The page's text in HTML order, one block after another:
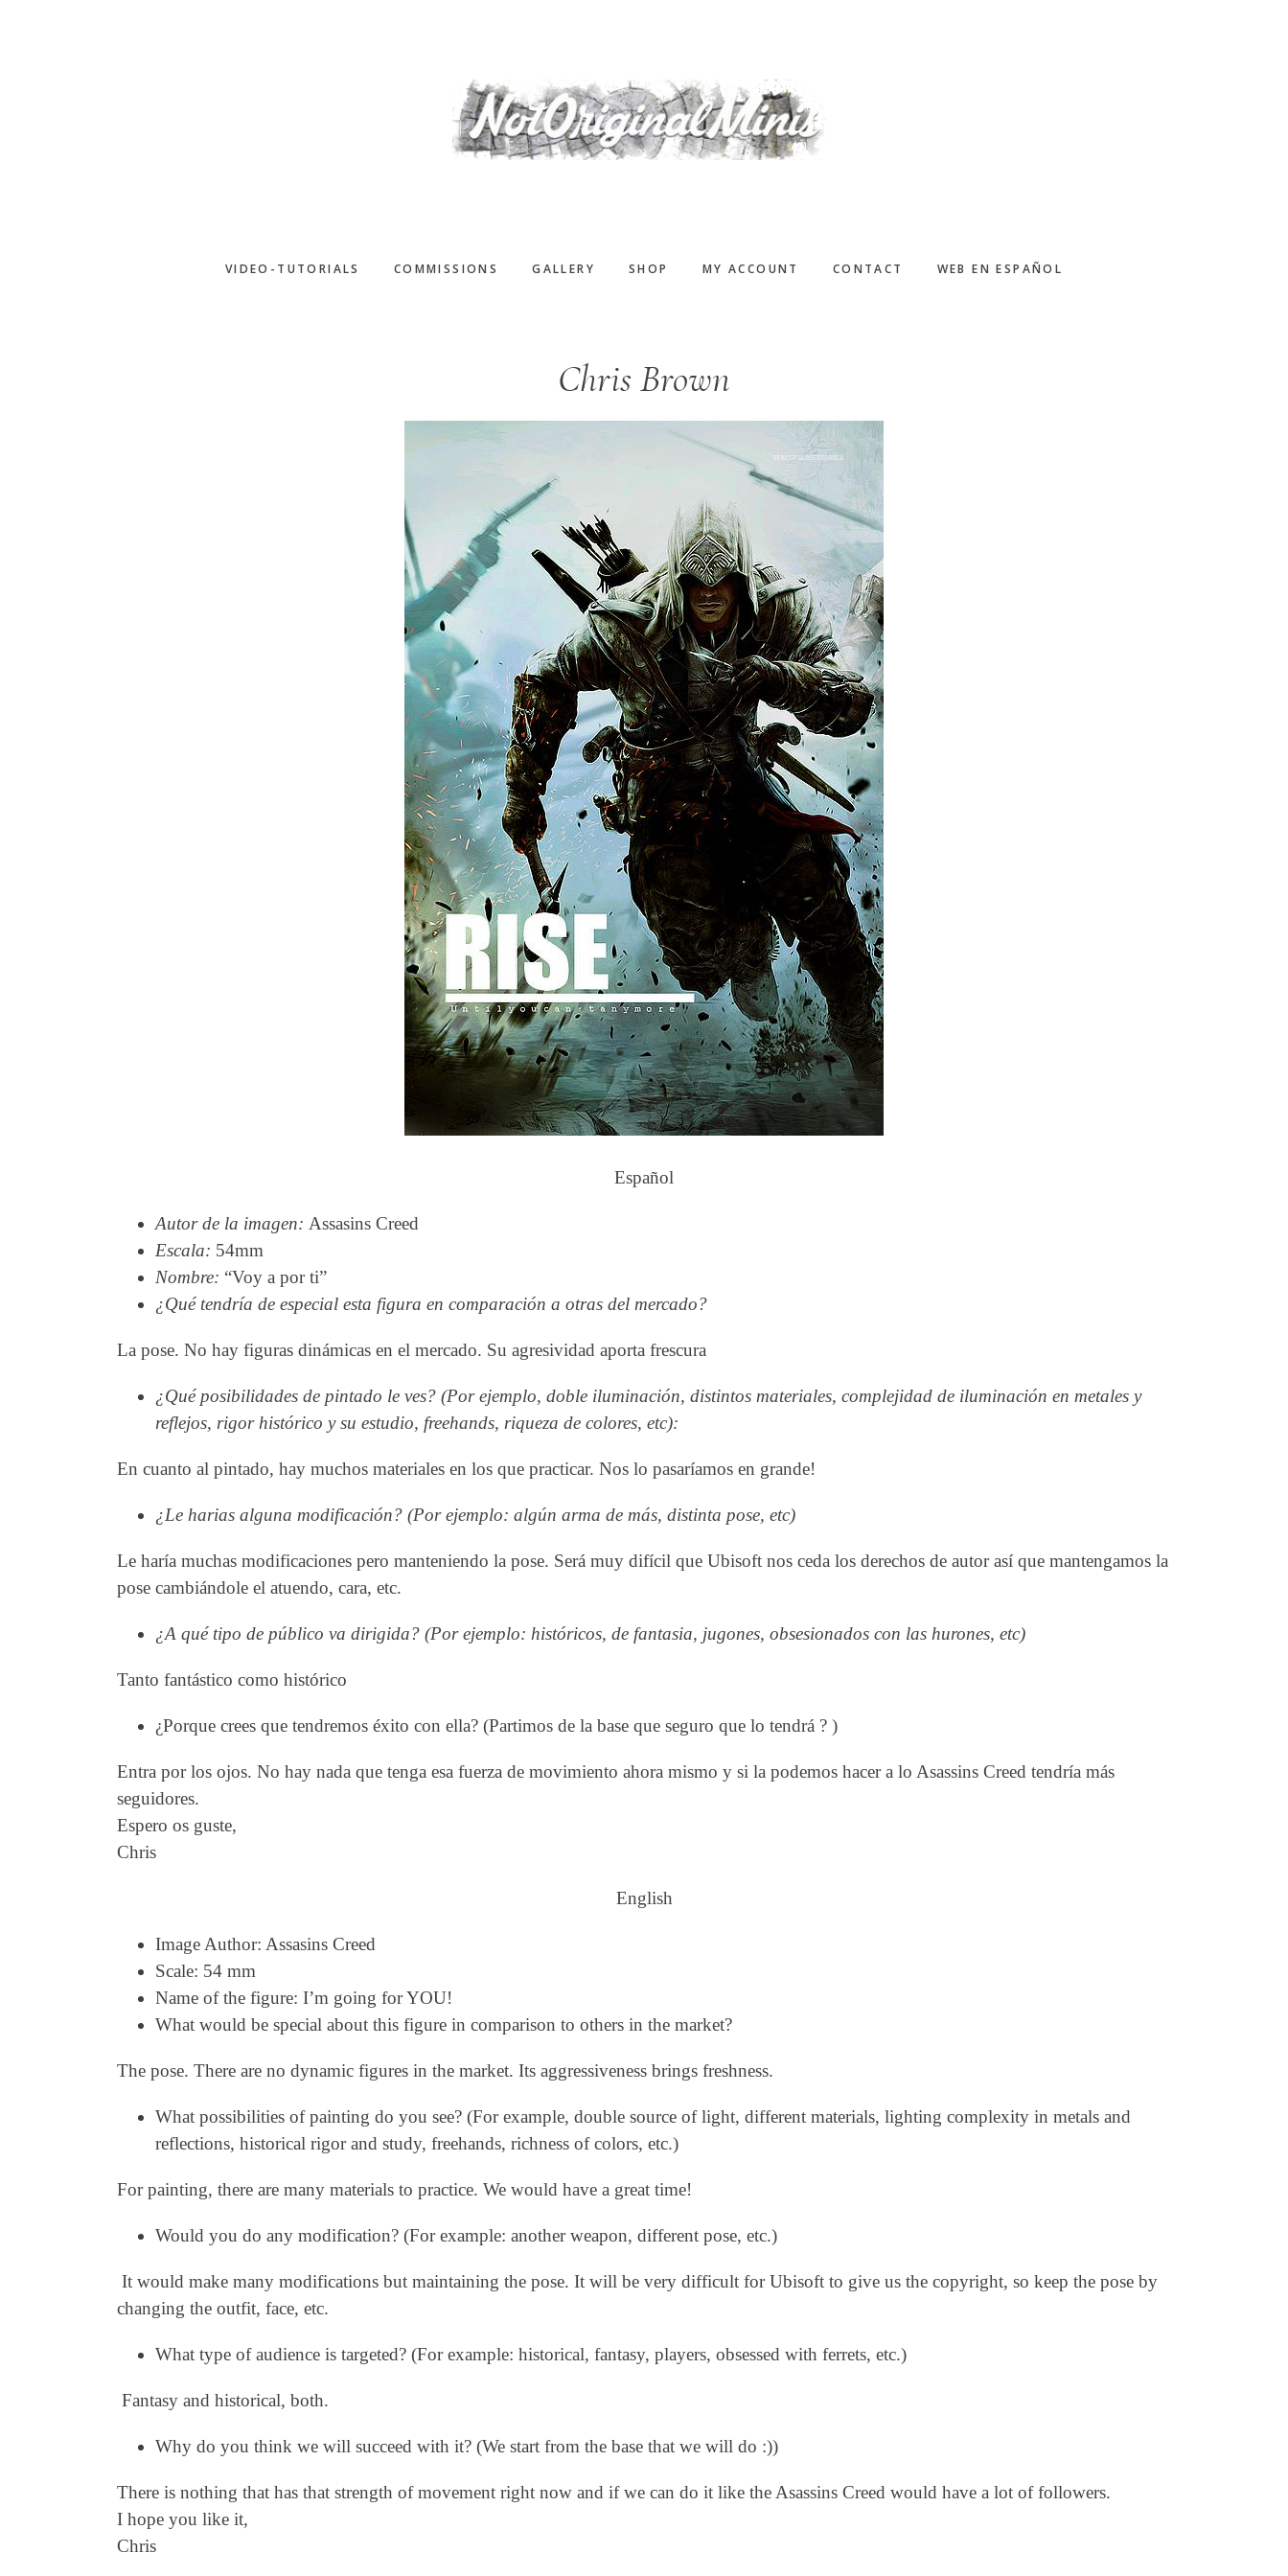
VIDEO-TUTORIALS COMMISSIONS GALLERY SHOP MY ACCOUNT CONTACT WEB EN ESPAÑOL
Chris Brown
Español
Autor de la imagen: Assasins Creed
Escala: 54mm
Nombre: “Voy a por ti”
¿Qué tendría de especial esta figura en comparación a otras del mercado?
La pose. No hay figuras dinámicas en el mercado. Su agresividad aporta frescura
¿Qué posibilidades de pintado le ves? (Por ejemplo, doble iluminación, distintos materiales, complejidad de iluminación en metales y
reflejos, rigor histórico y su estudio, freehands, riqueza de colores, etc):
En cuanto al pintado, hay muchos materiales en los que practicar. Nos lo pasaríamos en grande!
¿Le harias alguna modificación? (Por ejemplo: algún arma de más, distinta pose, etc)
Le haría muchas modificaciones pero manteniendo la pose. Será muy difícil que Ubisoft nos ceda los derechos de autor así que mantengamos la
pose cambiándole el atuendo, cara, etc.
¿A qué tipo de público va dirigida? (Por ejemplo: históricos, de fantasia, jugones, obsesionados con las hurones, etc)
Tanto fantástico como histórico
¿Porque crees que tendremos éxito con ella? (Partimos de la base que seguro que lo tendrá ? )
Entra por los ojos. No hay nada que tenga esa fuerza de movimiento ahora mismo y si la podemos hacer a lo Asassins Creed tendría más
seguidores.
Espero os guste,
Chris
English
Image Author: Assasins Creed
Scale: 54 mm
Name of the figure: I’m going for YOU!
What would be special about this figure in comparison to others in the market?
The pose. There are no dynamic figures in the market. Its aggressiveness brings freshness.
What possibilities of painting do you see? (For example, double source of light, different materials, lighting complexity in metals and
reflections, historical rigor and study, freehands, richness of colors, etc.)
For painting, there are many materials to practice. We would have a great time!
Would you do any modification? (For example: another weapon, different pose, etc.)
It would make many modifications but maintaining the pose. It will be very difficult for Ubisoft to give us the copyright, so keep the pose by
changing the outfit, face, etc.
What type of audience is targeted? (For example: historical, fantasy, players, obsessed with ferrets, etc.)
Fantasy and historical, both.
Why do you think we will succeed with it? (We start from the base that we will do :))
There is nothing that has that strength of movement right now and if we can do it like the Asassins Creed would have a lot of followers.
I hope you like it,
Chris